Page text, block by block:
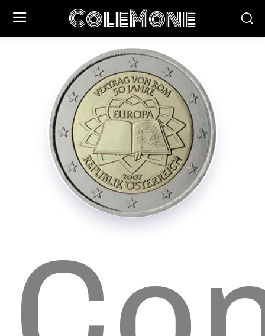
ColeMone